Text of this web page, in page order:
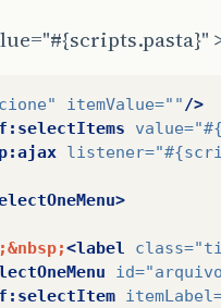
itemValue="" />
value=
listener=
<label class=
id=